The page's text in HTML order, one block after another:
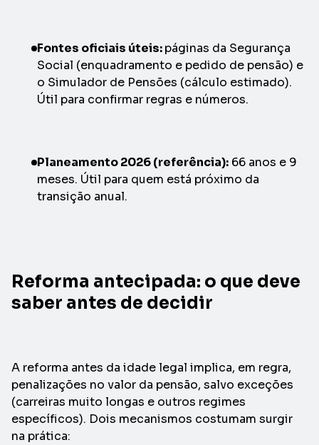
Fontes oficiais úteis:páginas da Segurança
Social (enquadramento e pedido de pensão) e
o Simulador de Pensões (cálculo estimado).
Útil para confirmar regras e números.
Planeamento 2026 (referência): 66 anos e 9
meses. Útil para quem está próximo da
transição anual.
Reforma antecipada: o que deve
saber antes de decidir
A reforma antes da idade legal implica, em regra,
penalizações no valor da pensão, salvo exceções
(carreiras muito longas e outros regimes
específicos). Dois mecanismos costumam surgir
na prática: